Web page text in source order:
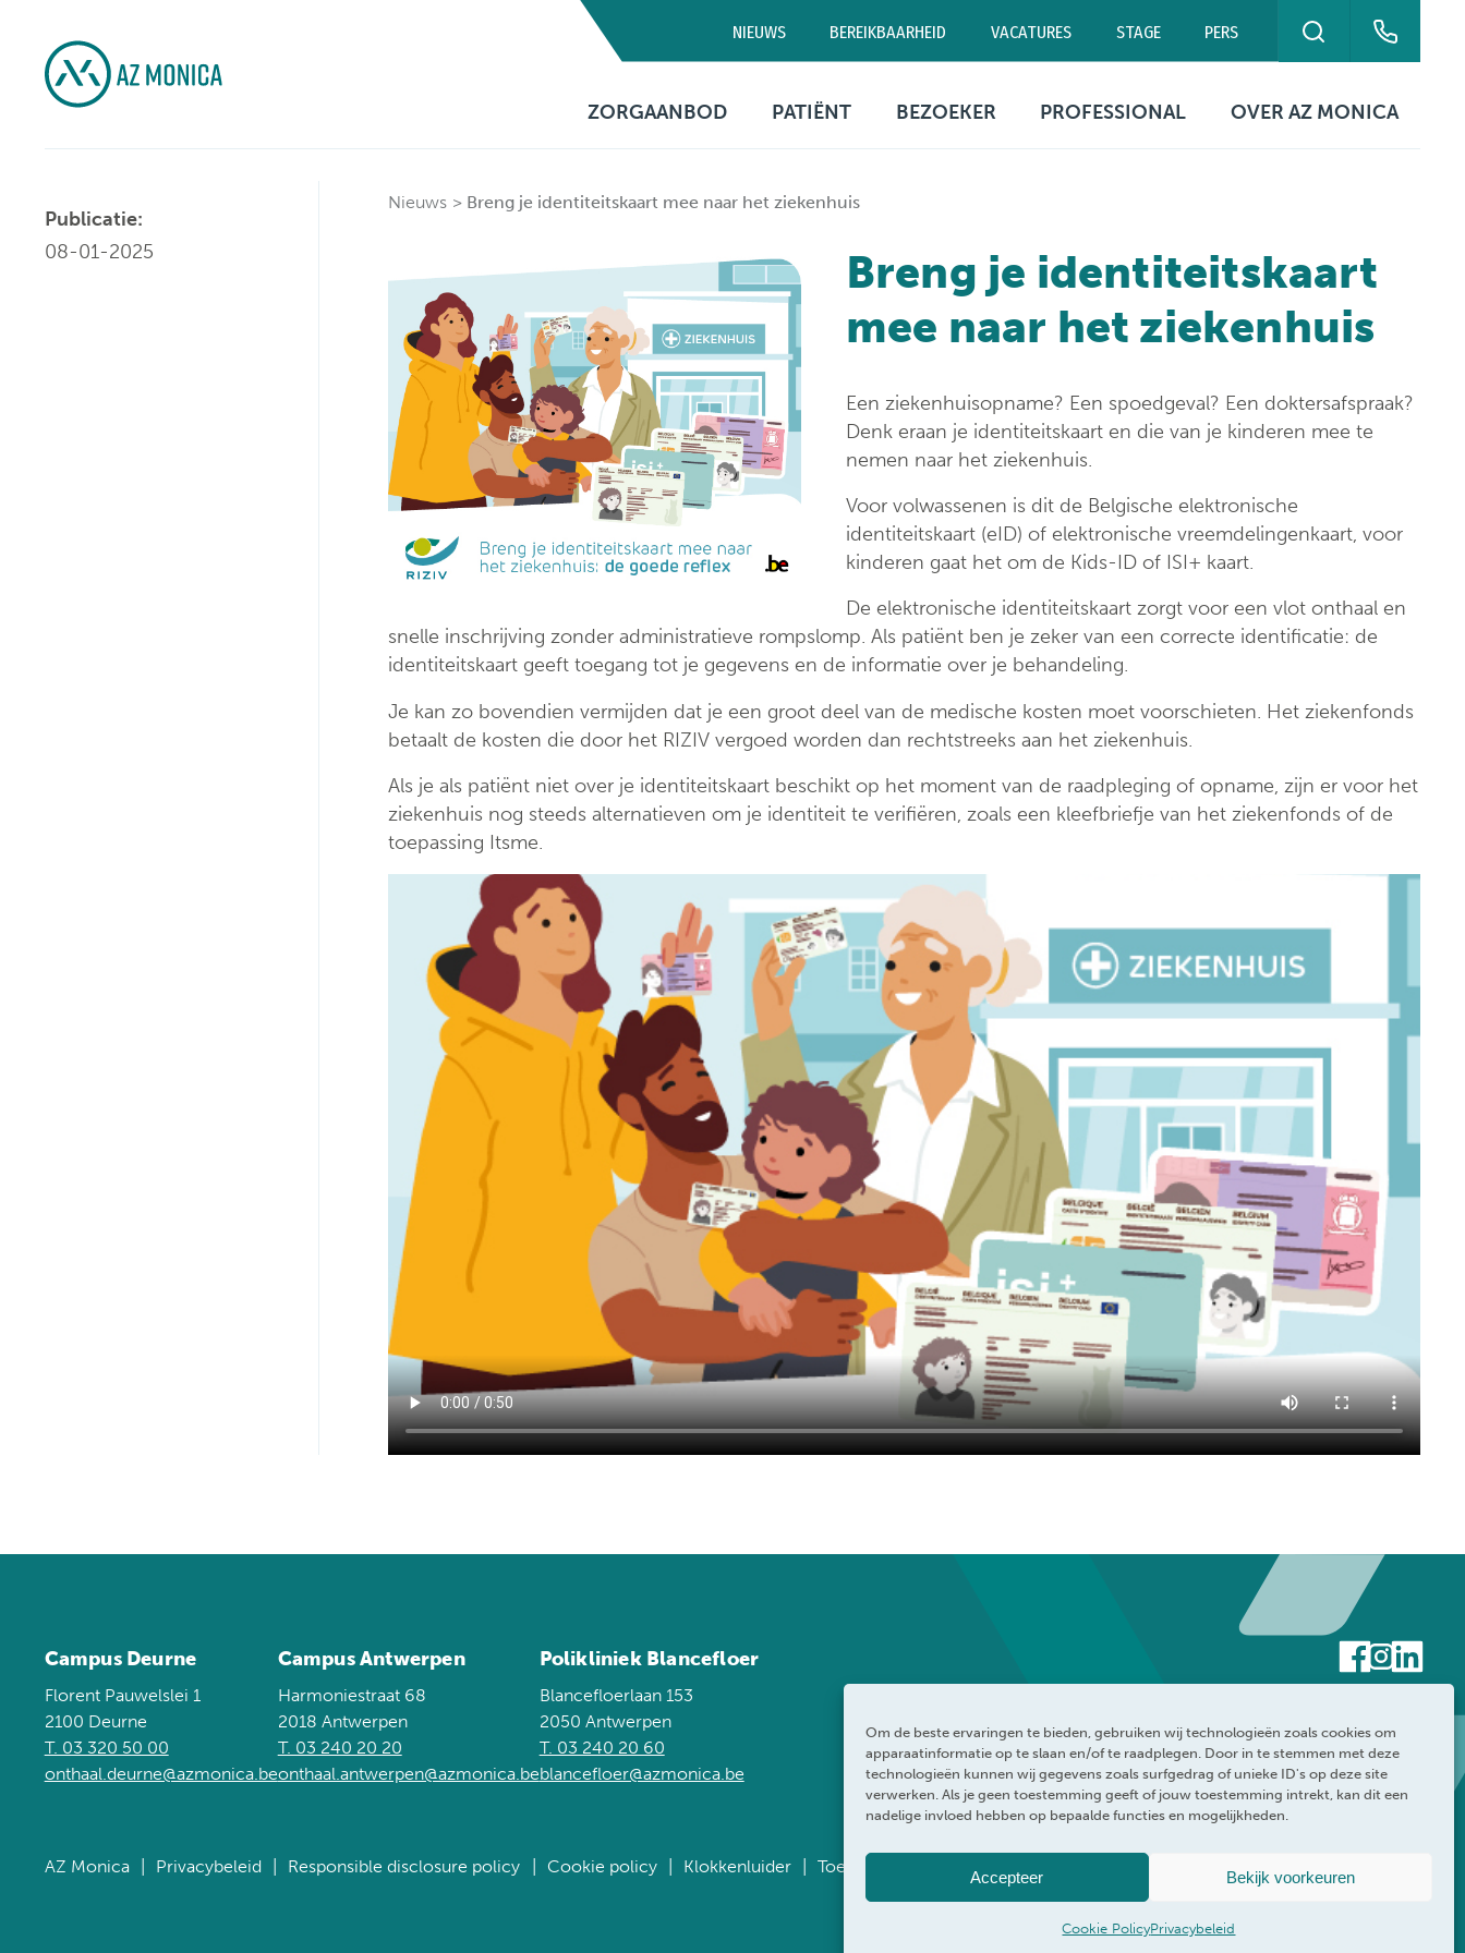
Om de beste ervaringen te bieden, gebruiken wij technologieën zoals cookies om
apparaatinformatie op te slaan en/of te raadplegen. Door in te stemmen met deze
technologieën kunnen wij gegevens zoals surfgedrag of unieke ID's op deze site
verwerken. Als je geen toestemming geeft of jouw toestemming intrekt, kan dit een
nadelige invloed hebben op bepaalde functies en mogelijkheden.
Accepteer Bekijk voorkeuren
Cookie PolicyPrivacybeleid
NIEUWS BEREIKBAARHEID VACATURES STAGE PERS
ZOEKEN
03 320 50 00
03 240 20 20
03 240 20 60
ZORGAANBOD
Verpleegafdelingen
Onderzoeken
Behandelingen
PATIËNT
Patiëntenbegeleiding
Patiëntenrechten
Financiële informatie
Sociaal
BEZOEKER
Praktische
informatie
PROFESSIONAL
Documenten &
formulieren
Evenementen &
symposia
Labo
anatomopathologie
Zorgprogramma’s
OVER AZ MONICA
Kwaliteitszorg &
patiëntveiligheid
Netwerk Helix
Campussen
Contact
Nieuws Breng je identiteitskaart mee naar het ziekenhuis
Breng je identiteitskaart
mee naar het ziekenhuis
Een ziekenhuisopname? Een spoedgeval? Een doktersafspraak?
Denk eraan je identiteitskaart en die van je kinderen mee te
nemen naar het ziekenhuis.
Voor volwassenen is dit de Belgische elektronische
identiteitskaart (eID) of elektronische vreemdelingenkaart, voor
kinderen gaat het om de Kids-ID of ISI+ kaart.
De elektronische identiteitskaart zorgt voor een vlot onthaal en
snelle inschrijving zonder administratieve rompslomp. Als patiënt ben je zeker van een correcte identificatie: de
identiteitskaart geeft toegang tot je gegevens en de informatie over je behandeling.
Je kan zo bovendien vermijden dat je een groot deel van de medische kosten moet voorschieten. Het ziekenfonds
betaalt de kosten die door het RIZIV vergoed worden dan rechtstreeks aan het ziekenhuis.
Als je als patiënt niet over je identiteitskaart beschikt op het moment van de raadpleging of opname, zijn er voor het
ziekenhuis nog steeds alternatieven om je identiteit te verifiëren, zoals een kleefbriefje van het ziekenfonds of de
toepassing Itsme.
Publicatie:
08-01-2025
Campus Deurne
Florent Pauwelslei 1
2100 Deurne
T. 03 320 50 00
onthaal.deurne@azmonica.be
Campus Antwerpen
Harmoniestraat 68
2018 Antwerpen
T. 03 240 20 20
onthaal.antwerpen@azmonica.be
Polikliniek Blancefloer
Blancefloerlaan 153
2050 Antwerpen
T. 03 240 20 60
blancefloer@azmonica.be
AZ Monica Privacybeleid Responsible disclosure policy Cookie policy Klokkenluider Toegankelijkheidsverklaring